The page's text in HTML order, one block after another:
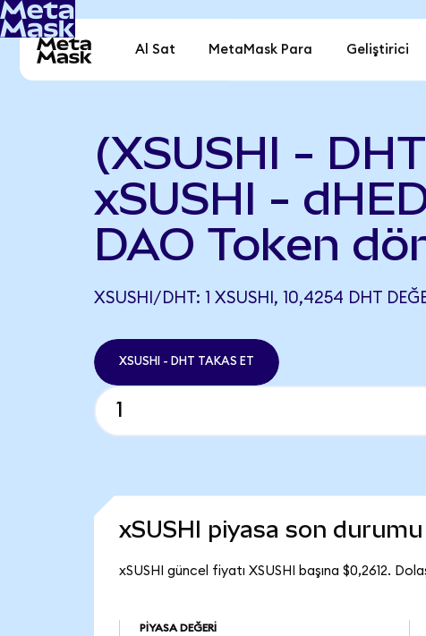
Al Sat MetaMask Para Geliştirici
(XSUSHI -
xSUSHI -
DAO Token
XSUSHI/DHT: 1 XSUSHI, 10,4254 DHT
XSUSHI - DHT TAKAS ET
xSUSHI piyasa son durumu
xSUSHI güncel fiyatı XSUSHI başına $0,2612.
PIYASA DEĞERI